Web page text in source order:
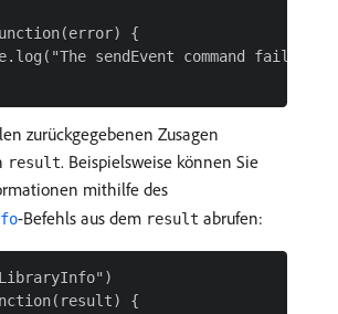
{
sendEvent command
zurückgegebenen Zusagen
result. Beispielsweise können Sie
mithilfe des
-Befehls aus dem result abrufen:
{